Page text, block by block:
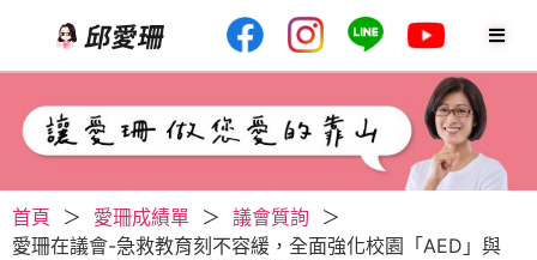
首頁 ＞ 愛珊成績單 ＞ 議會質詢
＞
愛珊在議會-急救教育刻不容緩，全面強化校園「AED」與